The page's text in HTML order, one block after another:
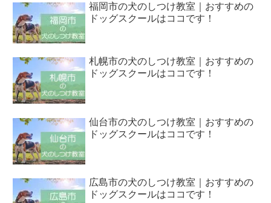
福岡市の犬のしつけ教室｜おすすめの
ドッグスクールはココです！
札幌市の犬のしつけ教室｜おすすめの
ドッグスクールはココです！
仙台市の犬のしつけ教室｜おすすめの
ドッグスクールはココです！
広島市の犬のしつけ教室｜おすすめの
ドッグスクールはココです！